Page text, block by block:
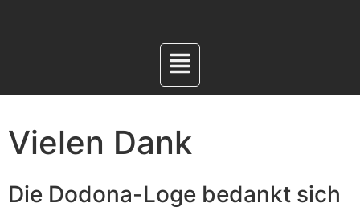
Vielen Dank
Die Dodona-Loge bedankt sich